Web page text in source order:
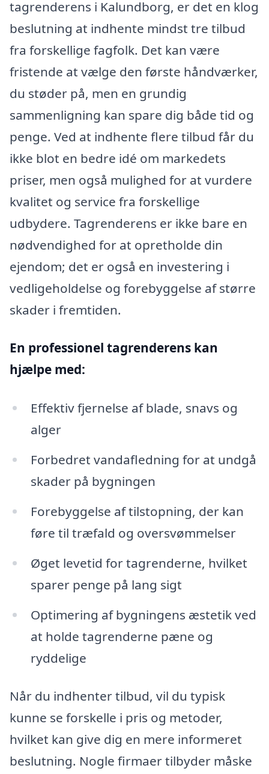
tagrenderens i Kalundborg, er det en klog
beslutning at indhente mindst tre tilbud
fra forskellige fagfolk. Det kan være
fristende at vælge den første håndværker,
du støder på, men en grundig
sammenligning kan spare dig både tid og
penge. Ved at indhente flere tilbud får du
ikke blot en bedre idé om markedets
priser, men også mulighed for at vurdere
kvalitet og service fra forskellige
udbydere. Tagrenderens er ikke bare en
nødvendighed for at opretholde din
ejendom; det er også en investering i
vedligeholdelse og forebyggelse af større
skader i fremtiden.
En professionel tagrenderens kan
hjælpe med:
Effektiv fjernelse af blade, snavs og
alger
Forbedret vandafledning for at undgå
skader på bygningen
Forebyggelse af tilstopning, der kan
føre til træfald og oversvømmelser
Øget levetid for tagrenderne, hvilket
sparer penge på lang sigt
Optimering af bygningens æstetik ved
at holde tagrenderne pæne og
ryddelige
Når du indhenter tilbud, vil du typisk
kunne se forskelle i pris og metoder,
hvilket kan give dig en mere informeret
beslutning. Nogle firmaer tilbyder måske